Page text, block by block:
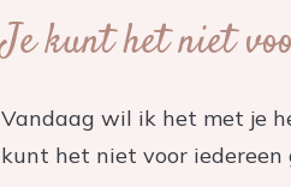
Je kunt het niet
Vandaag wil ik het met je
kunt het niet voor iedereen